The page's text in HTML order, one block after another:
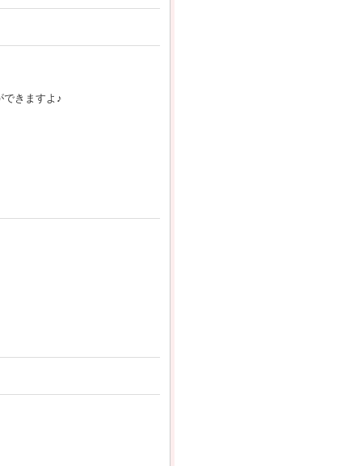
きますよ♪